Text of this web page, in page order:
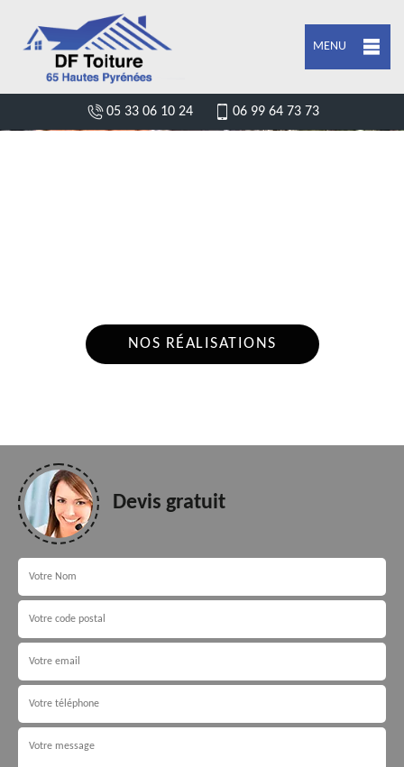
MENU
05 33 06 10 24 06 99 64 73 73
NOS RÉALISATIONS
Devis gratuit